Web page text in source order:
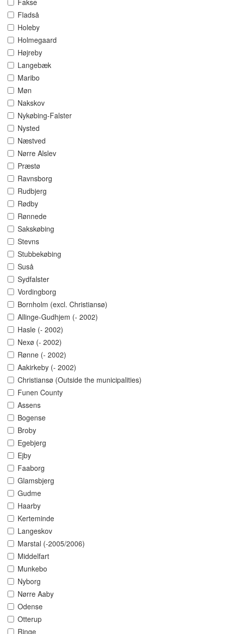
Fakse
Fladså
Holeby
Holmegaard
Højreby
Langebæk
Maribo
Møn
Nakskov
Nykøbing-Falster
Nysted
Næstved
Nørre Alslev
Præstø
Ravnsborg
Rudbjerg
Rødby
Rønnede
Sakskøbing
Stevns
Stubbekøbing
Suså
Sydfalster
Vordingborg
Bornholm (excl. Christiansø)
Allinge-Gudhjem (- 2002)
Hasle (- 2002)
Nexø (- 2002)
Rønne (- 2002)
Aakirkeby (- 2002)
Christiansø (Outside the municipalities)
Funen County
Assens
Bogense
Broby
Egebjerg
Ejby
Faaborg
Glamsbjerg
Gudme
Haarby
Kerteminde
Langeskov
Marstal (-2005/2006)
Middelfart
Munkebo
Nyborg
Nørre Aaby
Odense
Otterup
Ringe